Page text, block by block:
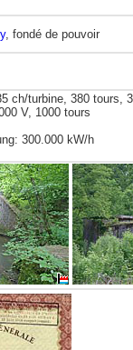
, fondé de pouvoir
ch/turbine, 380 tours,
V, 1000 tours
300.000 kW/h